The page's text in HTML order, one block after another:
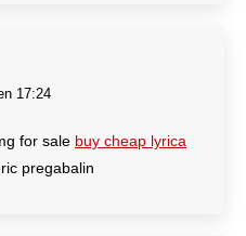
17:24
for sale buy cheap lyrica
pregabalin